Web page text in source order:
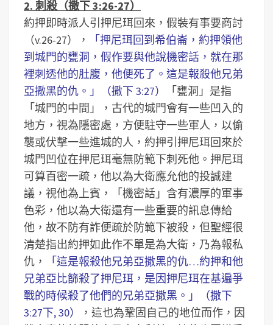
2. 刺殺（撒下 3:26-27）
約押即時派人引押尼珥回來，假裝有事要商討
（v.26-27），
「押尼珥回到希伯崙，約押領他
到城門的甕洞，假作要與他說機密話，就在那
裡刺透他的肚腹，他便死了。這是報殺他兄弟
亞撒黑的仇。」（撒下 3:27）
「甕洞」是指
「城門的中間」，古代的城門會有一些凹入的
地方，視為隱密處，方便駐守一些軍人，以偷
襲或伏擊一些進城的人，約押引押尼珥回來於
城門凹位在押尼珥毫無防範下刺死他。押尼珥
可算百密一疏，他以為大衛應允他的投誠建
議，視他為上賓，「機密話」含有濃厚的軍事
色彩，他以為大衛還有一些重要的訊息傳給
他，故不防有詐便疏於防範下被殺，但聖經很
清楚指出約押如此作不單是為大衛，乃為報私
仇，
「這是報殺他兄弟亞撒黑的仇…約押和他
兄弟亞比篩殺了押尼珥，是因押尼珥在基遍爭
戰的時候殺了他們的兄弟亞撒黑。」（撒下
3:27下, 30）
，這也為鞏固自己的地位而作，因